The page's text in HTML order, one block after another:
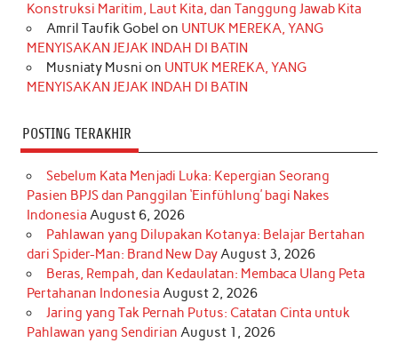
k
a
m
s
t
n
Konstruksi Maritim, Laut Kita, dan Tanggung Jawab Kita
Amril Taufik Gobel on UNTUK MEREKA, YANG
MENYISAKAN JEJAK INDAH DI BATIN
Musniaty Musni on UNTUK MEREKA, YANG
MENYISAKAN JEJAK INDAH DI BATIN
POSTING TERAKHIR
Sebelum Kata Menjadi Luka: Kepergian Seorang
Pasien BPJS dan Panggilan ‘Einfühlung’ bagi Nakes
Indonesia August 6, 2026
Pahlawan yang Dilupakan Kotanya: Belajar Bertahan
dari Spider-Man: Brand New DayAugust 3, 2026
Beras, Rempah, dan Kedaulatan: Membaca Ulang Peta
Pertahanan Indonesia August 2, 2026
Jaring yang Tak Pernah Putus: Catatan Cinta untuk
Pahlawan yang Sendirian August 1, 2026